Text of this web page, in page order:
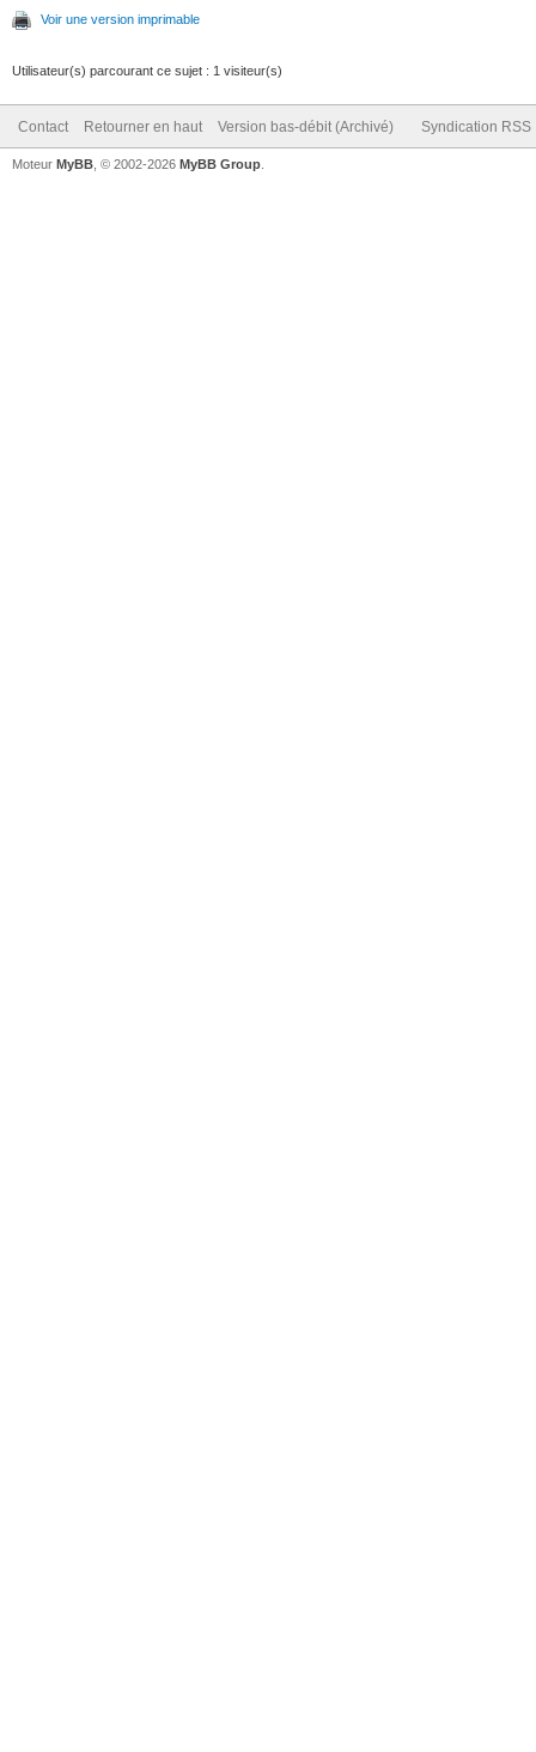
Voir une version imprimable
Utilisateur(s) parcourant ce sujet : 1 visiteur(s)
Contact Retourner en haut Version bas-débit (Archivé) Syndication RSS
Moteur MyBB , © 2002-2026 MyBB Group